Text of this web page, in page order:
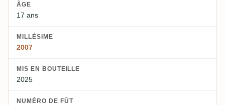
ÂGE
17 ans
MILLÉSIME
2007
MIS EN BOUTEILLE
2025
NUMÉRO DE FÛT